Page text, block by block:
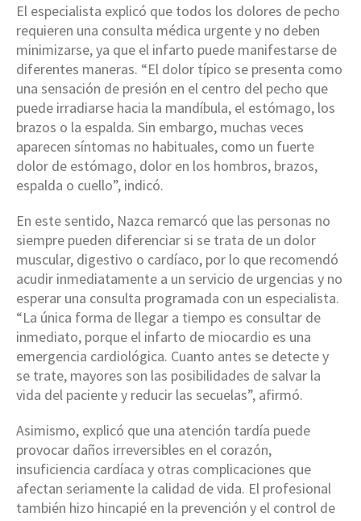
El especialista explicó que todos los dolores de pecho
requieren una consulta médica urgente y no deben
minimizarse, ya que el infarto puede manifestarse de
diferentes maneras. “El dolor típico se presenta como
una sensación de presión en el centro del pecho que
puede irradiarse hacia la mandíbula, el estómago, los
brazos o la espalda. Sin embargo, muchas veces
aparecen síntomas no habituales, como un fuerte
dolor de estómago, dolor en los hombros, brazos,
espalda o cuello”, indicó.
En este sentido, Nazca remarcó que las personas no
siempre pueden diferenciar si se trata de un dolor
muscular, digestivo o cardíaco, por lo que recomendó
acudir inmediatamente a un servicio de urgencias y no
esperar una consulta programada con un especialista.
“La única forma de llegar a tiempo es consultar de
inmediato, porque el infarto de miocardio es una
emergencia cardiológica. Cuanto antes se detecte y
se trate, mayores son las posibilidades de salvar la
vida del paciente y reducir las secuelas”, afirmó.
Asimismo, explicó que una atención tardía puede
provocar daños irreversibles en el corazón,
insuficiencia cardíaca y otras complicaciones que
afectan seriamente la calidad de vida. El profesional
también hizo hincapié en la prevención y el control de